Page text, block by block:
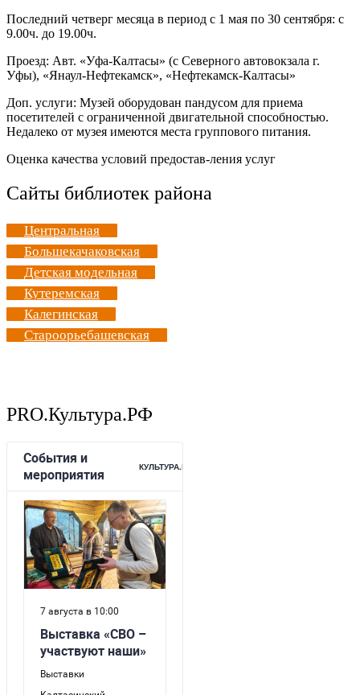
Последний четверг месяца в период с 1 мая по 30 сентября: с
9.00ч. до 19.00ч.
Проезд: Авт. «Уфа-Калтасы» (с Северного автовокзала г.
Уфы), «Янаул-Нефтекамск», «Нефтекамск-Калтасы»
Доп. услуги: Музей оборудован пандусом для приема
посетителей с ограниченной двигательной способностью.
Недалеко от музея имеются места группового питания.
Оценка качества условий предостав-ления услуг
Сайты библиотек района
Центральная
Большекачаковская
Детская модельная
Кутеремская
Калегинская
Староорьебашевская
PRO.Культура.РФ